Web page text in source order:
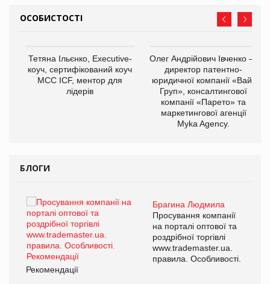
ОСОБИСТОСТІ
Тетяна Ільєнко, Executive-
коуч, сертифікований коуч
МСС ICF, ментор для
лідерів
Олег Андрійович Івченко —
директор патентно-
юридичної компанії «Вайз
Груп», консалтингової
компанії «Парето» та
маркетингової агенції
Myka Agency.
БЛОГИ
Брагина Людмила
Просування компанії
на порталі оптової та
роздрібної торгівлі
www.trademaster.ua.
правила. Особливості.
Рекомендації